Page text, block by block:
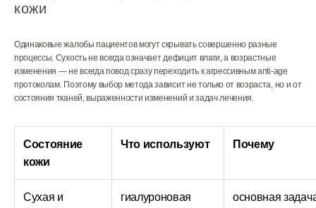
кожи
Одинаковые жалобы пациентов могут скрывать совершенно разные
процессы. Сухость не всегда означает дефицит влаги, а возрастные
изменения — не всегда повод сразу переходить к агрессивным anti-age
протоколам. Поэтому выбор метода зависит не только от возраста, но и от
состояния тканей, выраженности изменений и задач лечения.
Состояние
кожи
Что используют Почему
Сухая и
гиалуроновая
основная